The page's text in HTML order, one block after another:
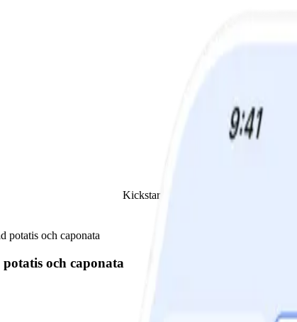
Kickstarta din viktminskningsresa nu!
potatis och caponata
och caponata